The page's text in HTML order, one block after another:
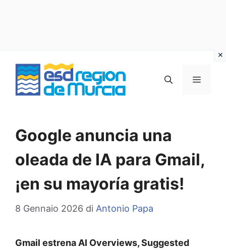
contenuto
MENU
Google anuncia una
oleada de IA para Gmail,
¡en su mayoría gratis!
8 Gennaio 2026 di Antonio Papa
Gmail estrena AI Overviews, Suggested